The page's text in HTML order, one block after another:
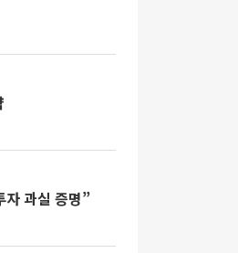
자 과실 증명”